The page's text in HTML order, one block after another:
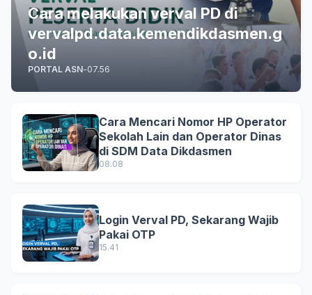
Cara melakukan verval PD di
vervalpd.data.kemendikdasmen.g
o.id
PORTAL ASN-07.56
Cara Mencari Nomor HP Operator
Sekolah Lain dan Operator Dinas
di SDM Data Dikdasmen
08.08
Login Verval PD, Sekarang Wajib
Pakai OTP
15.41